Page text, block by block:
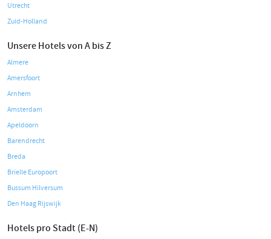
Utrecht
Zuid-Holland
Unsere Hotels von A bis Z
Almere
Amersfoort
Arnhem
Amsterdam
Apeldoorn
Barendrecht
Breda
Brielle Europoort
Bussum Hilversum
Den Haag Rijswijk
Hotels pro Stadt (E-N)